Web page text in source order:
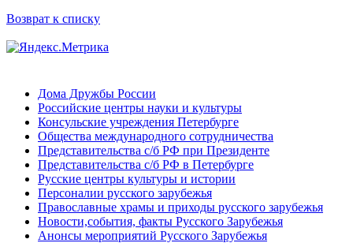
Возврат к списку
Дома Дружбы России
Российские центры науки и культуры
Консульские учреждения Петербурге
Общества международного сотрудничества
Представительства с/б РФ при Президенте
Представительства с/б РФ в Петербурге
Русские центры культуры и истории
Персоналии русского зарубежья
Православные храмы и приходы русского зарубежья
Новости,события, факты Русского Зарубежья
Анонсы мероприятий Русского Зарубежья